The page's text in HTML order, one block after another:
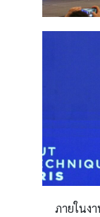
ภายในงาน